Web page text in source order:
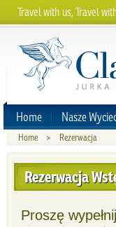
Travel with us, Travel
Home Nasze
Home > Rezerwacja
Rezerwacja
Proszę